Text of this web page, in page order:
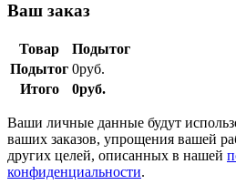
Ваш заказ
Товар
Подытог
Подытог 0руб.
Итого
0руб.
Ваши личные данные будут
ваших заказов, упрощения вашей
других целей, описанных в нашей
конфиденциальности.